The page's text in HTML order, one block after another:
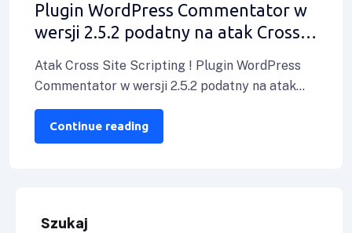
Plugin WordPress Commentator w
wersji 2.5.2 podatny na atak Cross
Atak Cross Site Scripting ! Plugin WordPress
Commentator w wersji 2.5.2 podatny na atak
Cross Site Scripting ! Odkryta podatność
Continue reading
Szukaj